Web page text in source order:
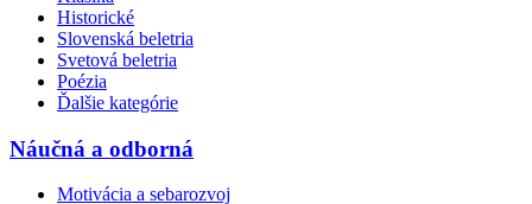
Historické
Slovenská beletria
Svetová beletria
Poézia
Ďalšie kategórie
Náučná a odborná
Motivácia a sebarozvoj